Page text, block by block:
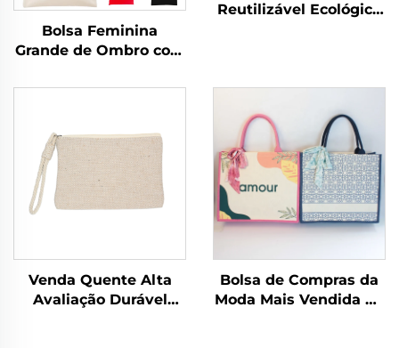
Bolsa Feminina
Grande de Ombro com
Listrada, Logotipo
em Lona na Moda para
Todas as Temporadas
Reutilizável Ecológico
e Compras
Venda Quente Alta
Avaliação Durável
Bolsa de Compras da
Moda Mais Vendida de